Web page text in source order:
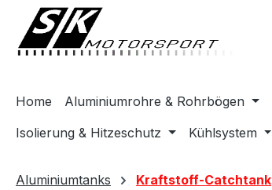
Zur Hauptnavigation springen
Home Aluminiumrohre & Rohrbögen
Isolierung & Hitzeschutz
Kühlsystem
Aluminiumtanks Kraftstoff-Catchtank